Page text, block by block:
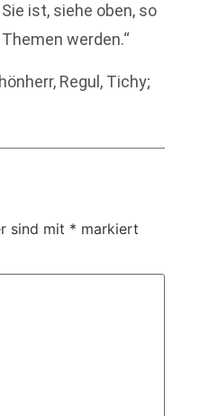
ist, siehe oben, so
werden.“
Regul, Tichy;
sind mit * markiert